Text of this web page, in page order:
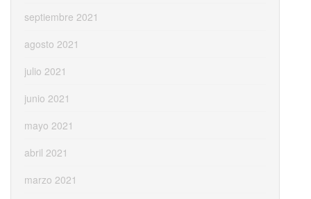
septiembre 2021
agosto 2021
julio 2021
junio 2021
mayo 2021
abril 2021
marzo 2021